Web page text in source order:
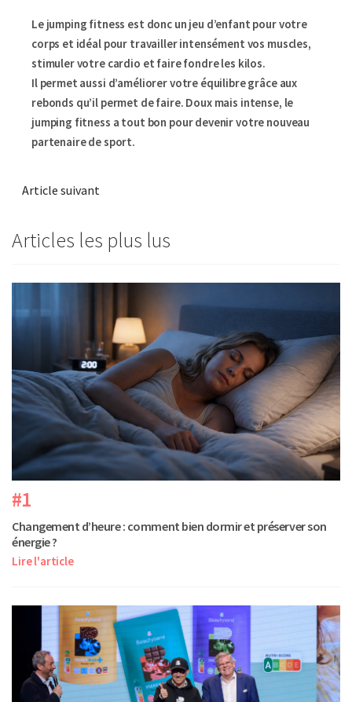
Le jumping fitness est donc un jeu d’enfant pour votre
corps et idéal pour travailler intensément vos muscles,
stimuler votre cardio et faire fondre les kilos.
Il permet aussi d’améliorer votre équilibre grâce aux
rebonds qu’il permet de faire. Doux mais intense, le
jumping fitness a tout bon pour devenir votre nouveau
partenaire de sport.
Article suivant
Articles les plus lus
#1
Changement d’heure : comment bien dormir et préserver son
énergie ?
Lire l'article